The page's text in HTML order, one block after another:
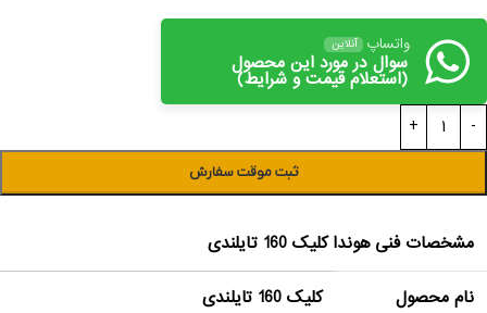
واتساپ آنلاین
سوال در مورد این محصول
(استعلام قیمت و شرایط)
ثبت موقت سفارش
مشخصات فنی هوندا کلیک 160 تایلندی
نام محصول کلیک 160 تایلندی